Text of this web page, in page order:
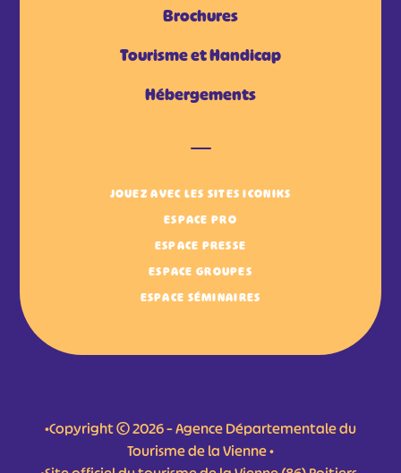
Brochures
Tourisme et Handicap
Hébergements
JOUEZ AVEC LES SITES ICONIKS
ESPACE PRO
ESPACE PRESSE
ESPACE GROUPES
ESPACE SÉMINAIRES
•Copyright © 2026 – Agence Départementale du
Tourisme de la Vienne •